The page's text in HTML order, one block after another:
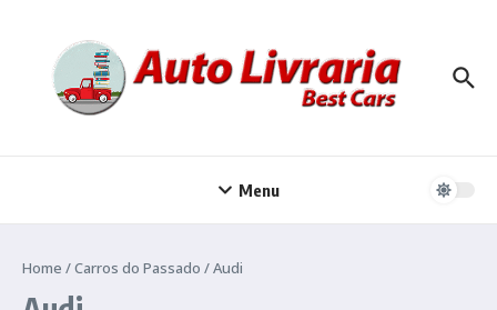
Menu
Home /Carros do Passado /Audi